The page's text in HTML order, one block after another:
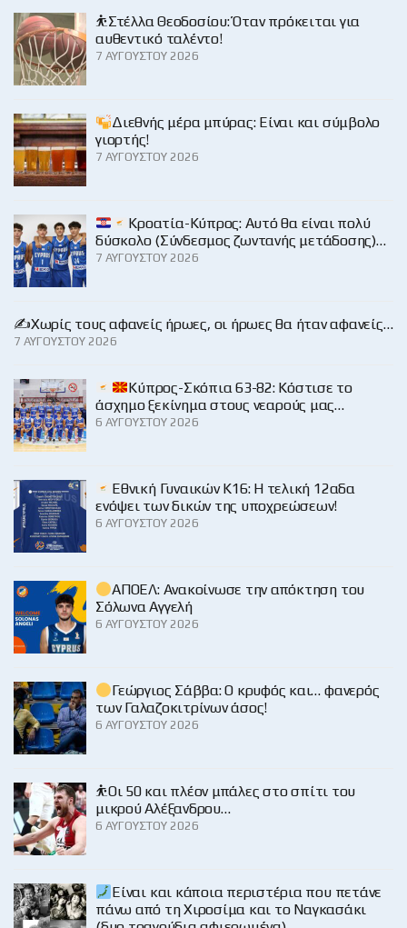
⛹️Στέλλα Θεοδοσίου: Όταν πρόκειται για
αυθεντικό ταλέντο!
7 ΑΥΓΟΎΣΤΟΥ 2026
Διεθνής μέρα μπύρας: Είναι και σύμβολο
γιορτής!
7 ΑΥΓΟΎΣΤΟΥ 2026
Κροατία-Κύπρος: Αυτό θα είναι πολύ
δύσκολο (Σύνδεσμος ζωντανής μετάδοσης)…
7 ΑΥΓΟΎΣΤΟΥ 2026
✍️Χωρίς τους αφανείς ήρωες, οι ήρωες θα ήταν αφανείς…
7 ΑΥΓΟΎΣΤΟΥ 2026
Κύπρος-Σκόπια 63-82: Κόστισε το
άσχημο ξεκίνημα στους νεαρούς μας…
6 ΑΥΓΟΎΣΤΟΥ 2026
Εθνική Γυναικών Κ16: Η τελική 12αδα
ενόψει των δικών της υποχρεώσεων!
6 ΑΥΓΟΎΣΤΟΥ 2026
ΑΠΟΕΛ: Ανακοίνωσε την απόκτηση του
Σόλωνα Αγγελή
6 ΑΥΓΟΎΣΤΟΥ 2026
Γεώργιος Σάββα: Ο κρυφός και… φανερός
των Γαλαζοκιτρίνων άσος!
6 ΑΥΓΟΎΣΤΟΥ 2026
⛹️Οι 50 και πλέον μπάλες στο σπίτι του
μικρού Αλέξανδρου…
6 ΑΥΓΟΎΣΤΟΥ 2026
Είναι και κάποια περιστέρια που πετάνε
πάνω από τη Χιροσίμα και το Ναγκασάκι